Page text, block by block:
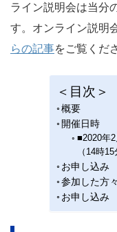
ライン説明会は当分
す。オンライン説明
らの記事をご覧くだ
＜目次＞
概要
開催日時
■2020年
（14時
お申し込み
参加した方
お申し込み